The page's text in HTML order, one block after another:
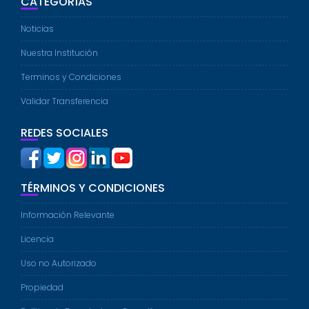
Noticias
Nuestra Institución
Terminos y Condiciones
Validar Transferencia
REDES SOCIALES
TÉRMINOS Y CONDICIONES
Información Relevante
Licencia
Uso no Autorizado
Propiedad